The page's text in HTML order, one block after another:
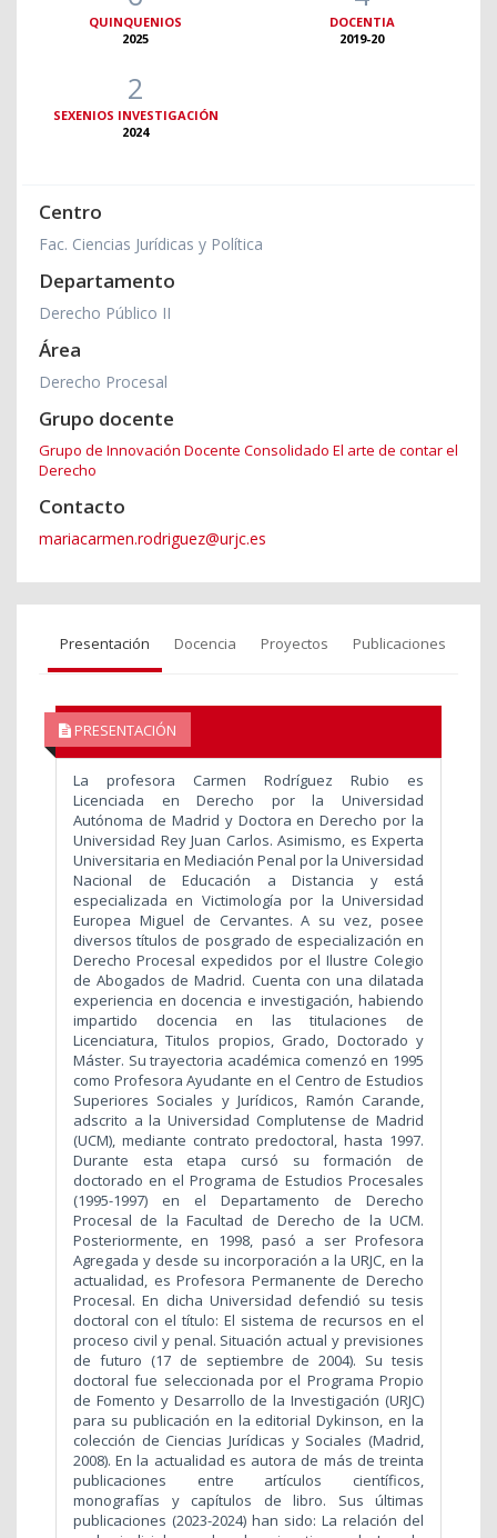
QUINQUENIOS
2025
DOCENTIA
2019-20
2
SEXENIOS INVESTIGACIÓN
2024
Centro
Fac. Ciencias Jurídicas y Política
Departamento
Derecho Público II
Área
Derecho Procesal
Grupo docente
Grupo de Innovación Docente Consolidado El arte de contar el
Derecho
Contacto
mariacarmen.rodriguez@urjc.es
Presentación Docencia Proyectos Publicaciones
PRESENTACIÓN
La profesora Carmen Rodríguez Rubio es
Licenciada en Derecho por la Universidad
Autónoma de Madrid y Doctora en Derecho por la
Universidad Rey Juan Carlos. Asimismo, es Experta
Universitaria en Mediación Penal por la Universidad
Nacional de Educación a Distancia y está
especializada en Victimología por la Universidad
Europea Miguel de Cervantes. A su vez, posee
diversos títulos de posgrado de especialización en
Derecho Procesal expedidos por el Ilustre Colegio
de Abogados de Madrid. Cuenta con una dilatada
experiencia en docencia e investigación, habiendo
impartido docencia en las titulaciones de
Licenciatura, Titulos propios, Grado, Doctorado y
Máster. Su trayectoria académica comenzó en 1995
como Profesora Ayudante en el Centro de Estudios
Superiores Sociales y Jurídicos, Ramón Carande,
adscrito a la Universidad Complutense de Madrid
(UCM), mediante contrato predoctoral, hasta 1997.
Durante esta etapa cursó su formación de
doctorado en el Programa de Estudios Procesales
(1995-1997) en el Departamento de Derecho
Procesal de la Facultad de Derecho de la UCM.
Posteriormente, en 1998, pasó a ser Profesora
Agregada y desde su incorporación a la URJC, en la
actualidad, es Profesora Permanente de Derecho
Procesal. En dicha Universidad defendió su tesis
doctoral con el título: El sistema de recursos en el
proceso civil y penal. Situación actual y previsiones
de futuro (17 de septiembre de 2004). Su tesis
doctoral fue seleccionada por el Programa Propio
de Fomento y Desarrollo de la Investigación (URJC)
para su publicación en la editorial Dykinson, en la
colección de Ciencias Jurídicas y Sociales (Madrid,
2008). En la actualidad es autora de más de treinta
publicaciones entre artículos científicos,
monografías y capítulos de libro. Sus últimas
publicaciones (2023-2024) han sido: La relación del